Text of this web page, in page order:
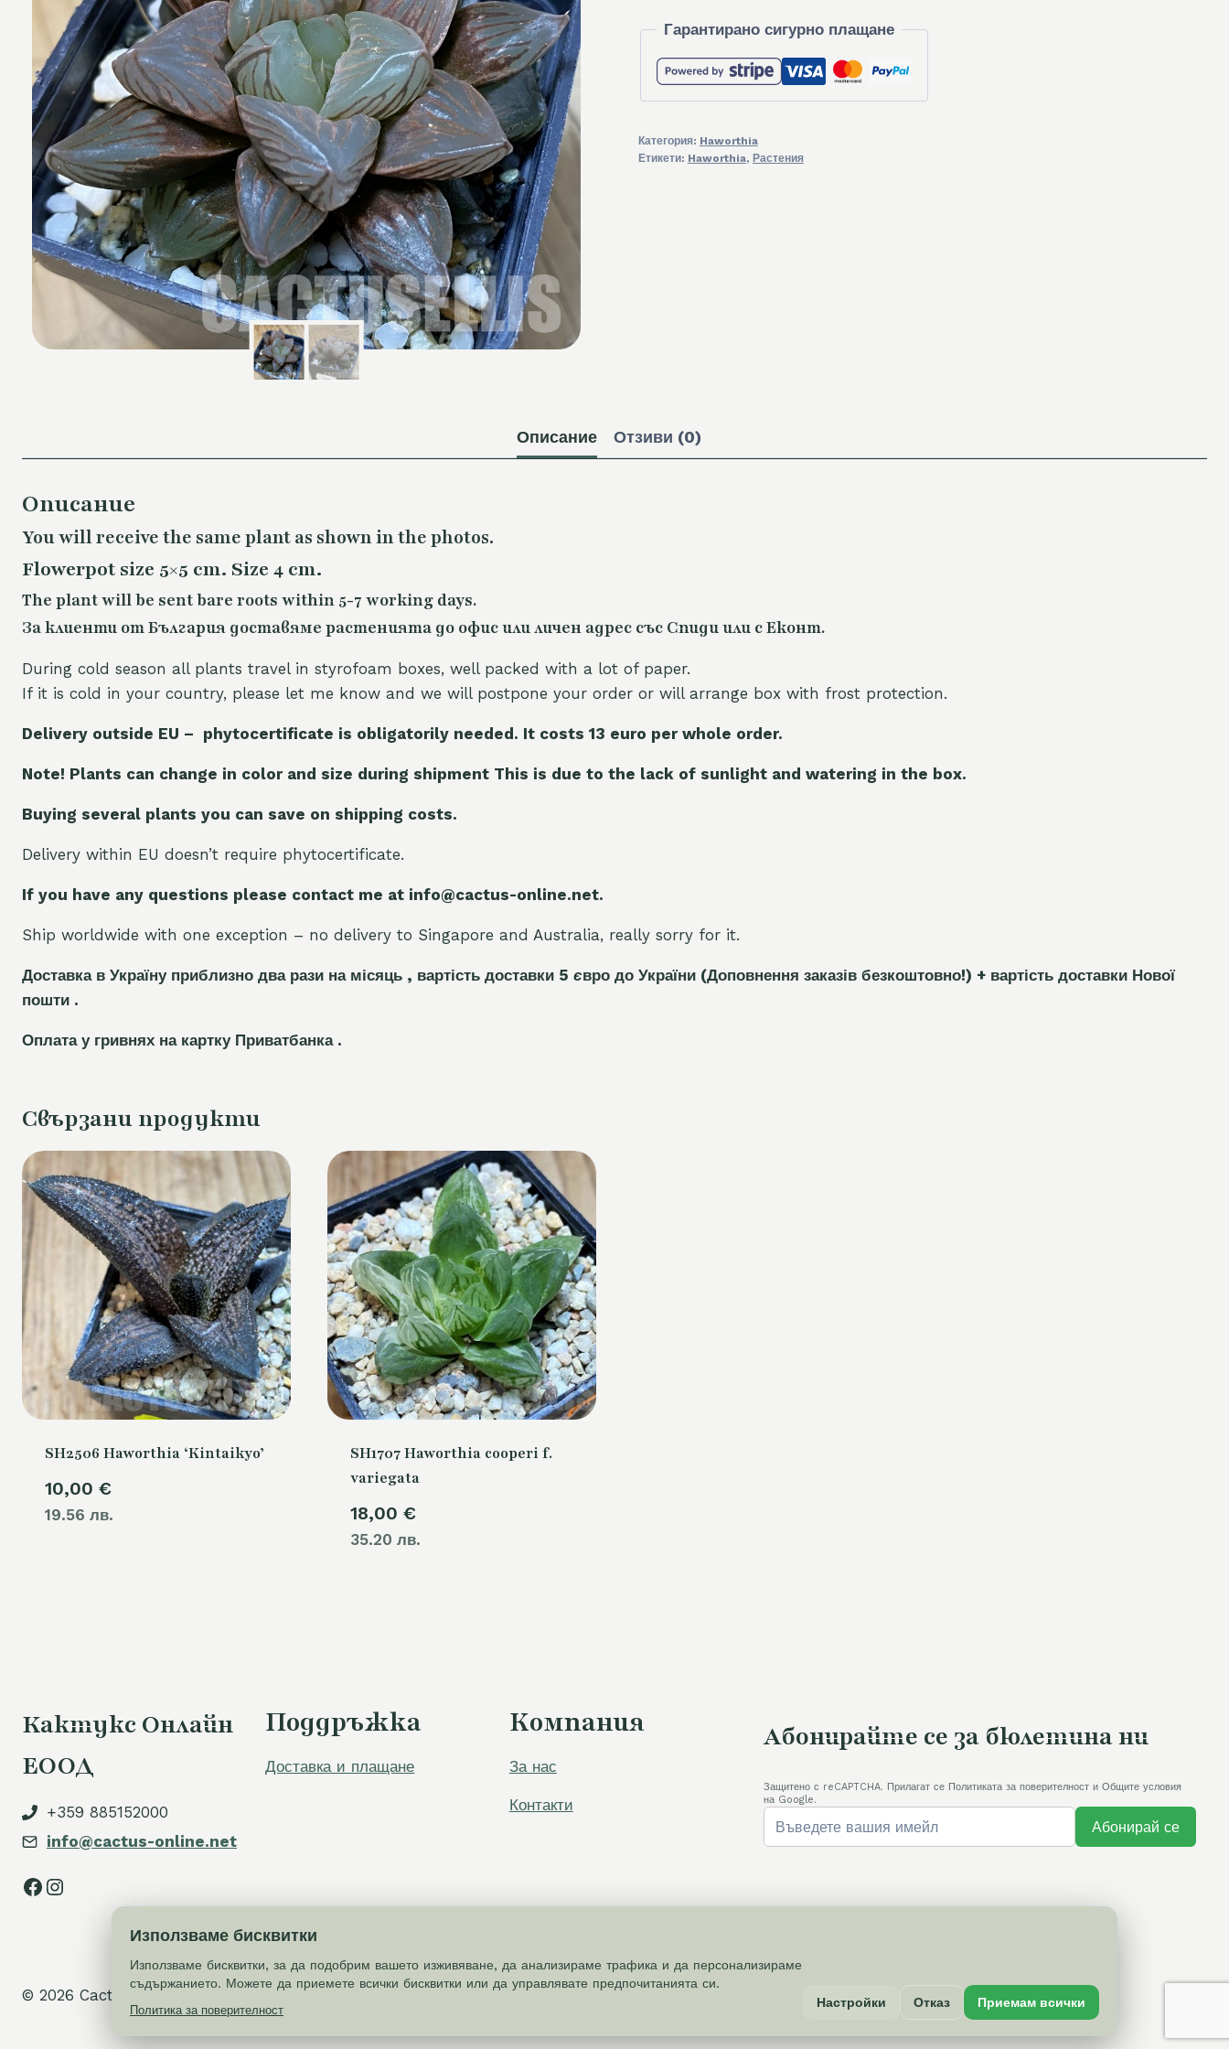
Гарантирано сигурно плащане
Категория: Haworthia
Етикети: Haworthia, Растения
Описание Отзиви (0)
Описание
You will receive the same plant as shown in the photos.
Flowerpot size 5×5 cm. Size 4 cm.
The plant will be sent bare roots within 5-7 working days.
За клиенти от България доставяме растенията до офис или личен адрес със Спиди или с Еконт.
During cold season all plants travel in styrofoam boxes, well packed with a lot of paper.
If it is cold in your country, please let me know and we will postpone your order or will arrange box with frost protection.
Delivery outside EU – phytocertificate is obligatorily needed. It costs 13 euro per whole order.
Note! Plants can change in color and size during shipment This is due to the lack of sunlight and watering in the box.
Buying several plants you can save on shipping costs.
Delivery within EU doesn’t require phytocertificate.
If you have any questions please contact me at info@cactus-online.net.
Ship worldwide with one exception – no delivery to Singapore and Australia, really sorry for it.
Доставка в Україну приблизно два рази на місяць , вартість доставки 5 євро до України (Доповнення заказів безкоштовно!) + вартість доставки Нової
пошти .
Оплата у гривнях на картку Приватбанка .
Свързани продукти
SH2506 Haworthia ‘Kintaikyo’
10,00 €
19.56 лв.
SH1707 Haworthia cooperi f.
variegata
18,00 €
35.20 лв.
Кактукс Онлайн
ЕООД
+359 885152000
info@cactus-online.net
Facebook
Instagram
Поддръжка
Доставка и плащане
Компания
За нас
Контакти
Абонирайте се за бюлетина ни
Защитено с reCAPTCHA. Прилагат се Политиката за поверителност и Общите условия
на Google.
Абонирай се
© 2026 Cactus-online.net Политика за поверителност
Използваме бисквитки
Използваме бисквитки, за да подобрим вашето изживяване, да анализираме трафика и да персонализираме
съдържанието. Можете да приемете всички бисквитки или да управлявате предпочитанията си.
Политика за поверителност
Настройки Отказ Приемам всички